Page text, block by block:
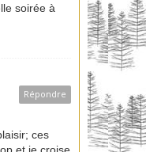
soirée à
Répondre
ces